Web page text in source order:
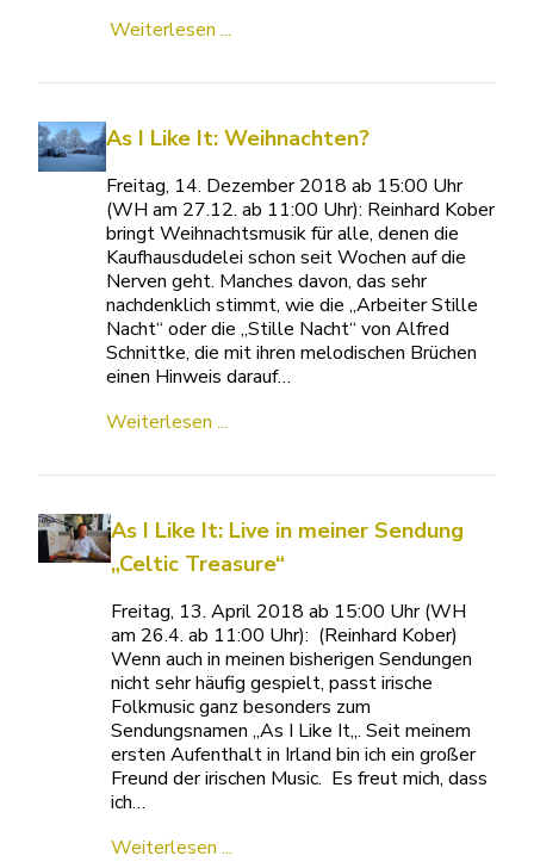
Weiterlesen ...
As I Like It: Weihnachten?
Freitag, 14. Dezember 2018 ab 15:00 Uhr
(WH am 27.12. ab 11:00 Uhr): Reinhard Kober
bringt Weihnachtsmusik für alle, denen die
Kaufhausdudelei schon seit Wochen auf die
Nerven geht. Manches davon, das sehr
nachdenklich stimmt, wie die „Arbeiter Stille
Nacht“ oder die „Stille Nacht“ von Alfred
Schnittke, die mit ihren melodischen Brüchen
einen Hinweis darauf…
Weiterlesen ...
As I Like It: Live in meiner Sendung
„Celtic Treasure“
Freitag, 13. April 2018 ab 15:00 Uhr (WH
am 26.4. ab 11:00 Uhr): (Reinhard Kober)
Wenn auch in meinen bisherigen Sendungen
nicht sehr häufig gespielt, passt irische
Folkmusic ganz besonders zum
Sendungsnamen „As I Like It„. Seit meinem
ersten Aufenthalt in Irland bin ich ein großer
Freund der irischen Music. Es freut mich, dass
ich…
Weiterlesen ...